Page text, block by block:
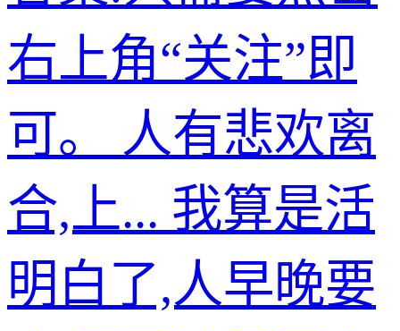
右上角“关注”即
可。 人有悲欢离
合,上... 我算是活
明白了,人早晚要